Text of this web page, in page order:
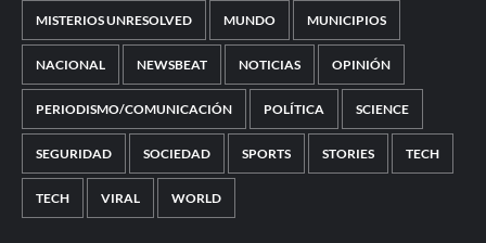
MISTERIOS UNRESOLVED MUNDO MUNICIPIOS
NACIONAL NEWSBEAT NOTICIAS OPINIÓN
PERIODISMO/COMUNICACIÓN POLÍTICA SCIENCE
SEGURIDAD SOCIEDAD SPORTS STORIES TECH
TECH VIRAL WORLD